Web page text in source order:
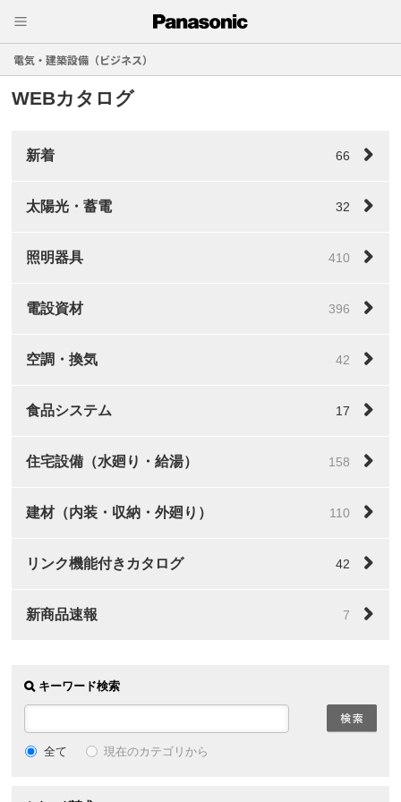
電気・建築設備（ビジネス）
WEBカタログ
新着 66
太陽光・蓄電 32
照明器具 410
電設資材 396
空調・換気 42
食品システム 17
住宅設備（水廻り・給湯） 158
建材（内装・収納・外廻り） 110
リンク機能付きカタログ 42
新商品速報 7
キーワード検索
全て 現在のカテゴリから